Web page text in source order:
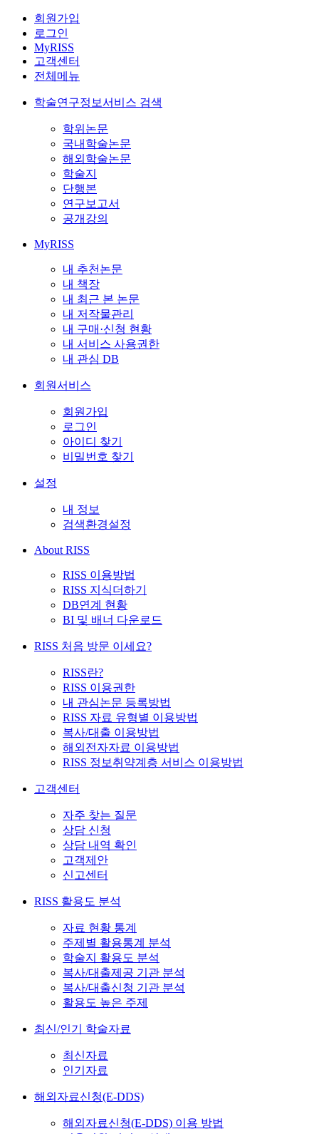
회원가입
로그인
MyRISS
고객센터
전체메뉴
학술연구정보서비스 검색
학위논문
국내학술논문
해외학술논문
학술지
단행본
연구보고서
공개강의
MyRISS
내 추천논문
내 책장
내 최근 본 논문
내 저작물관리
내 구매·신청 현황
내 서비스 사용권한
내 관심 DB
회원서비스
회원가입
로그인
아이디 찾기
비밀번호 찾기
설정
내 정보
검색환경설정
About RISS
RISS 이용방법
RISS 지식더하기
DB연계 현황
BI 및 배너 다운로드
RISS 처음 방문 이세요?
RISS란?
RISS 이용권한
내 관심논문 등록방법
RISS 자료 유형별 이용방법
복사/대출 이용방법
해외전자자료 이용방법
RISS 정보취약계층 서비스 이용방법
고객센터
자주 찾는 질문
상담 신청
상담 내역 확인
고객제안
신고센터
RISS 활용도 분석
자료 현황 통계
주제별 활용통계 분석
학술지 활용도 분석
복사/대출제공 기관 분석
복사/대출신청 기관 분석
활용도 높은 주제
최신/인기 학술자료
최신자료
인기자료
해외자료신청(E-DDS)
해외자료신청(E-DDS) 이용 방법